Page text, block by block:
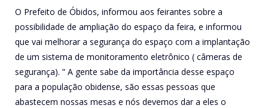
O Prefeito de Óbidos, informou aos feirantes sobre a
possibilidade de ampliação do espaço da feira, e informou
que vai melhorar a segurança do espaço com a implantação
de um sistema de monitoramento eletrônico ( câmeras de
segurança). ” A gente sabe da importância desse espaço
para a população obidense, são essas pessoas que
abastecem nossas mesas e nós devemos dar a eles o